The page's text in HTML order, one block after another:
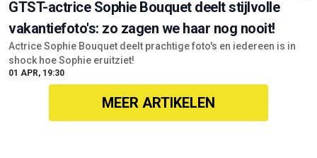
GTST-actrice Sophie Bouquet deelt stijlvolle
vakantiefoto's: zo zagen we haar nog nooit!
Actrice Sophie Bouquet deelt prachtige foto's en iedereen is in
shock hoe Sophie eruitziet!
01 APR, 19:30
MEER ARTIKELEN